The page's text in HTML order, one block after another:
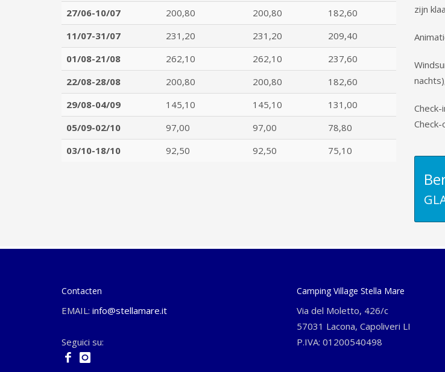
27/06-10/07
200,80 200,80
182,60
11/07-31/07
231,20 231,20
209,40
01/08-21/08
262,10 262,10
237,60
22/08-28/08
200,80 200,80
182,60
29/08-04/09
145,10 145,10
131,00
05/09-02/10
97,00 97,00
78,80
03/10-18/10
92,50 92,50 75,10
zijn
Check-
Contacten
EMAIL: info@stellamare.it
Seguici su:
Camping Village Stella Mare
Via del Moletto, 426/c
57031 Lacona, Capoliveri LI
P.IVA: 01200540498